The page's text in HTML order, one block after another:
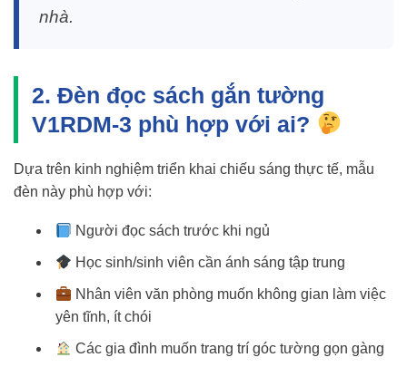
nhà.
2. Đèn đọc sách gắn tường
V1RDM-3 phù hợp với ai?
Dựa trên kinh nghiệm triển khai chiếu sáng thực tế, mẫu
đèn này phù hợp với:
Người đọc sách trước khi ngủ
Học sinh/sinh viên cần ánh sáng tập trung
Nhân viên văn phòng muốn không gian làm việc
yên tĩnh, ít chói
Các gia đình muốn trang trí góc tường gọn gàng